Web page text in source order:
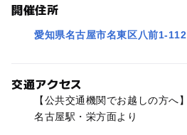
開催住所
愛知県名古屋市名東区八前1-112
交通アクセス
【公共交通機関でお越しの方へ】
名古屋駅・栄方面より